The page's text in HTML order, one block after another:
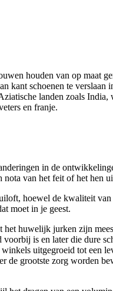
houden van op maat
kant schoenen te verslaan
landen zoals India,
en franje.
in de
nota van het feit of het hen
hoewel de kwaliteit van
moet in je geest.
huwelijk jurken zijn
is en later die dure
uitgegroeid tot een
de grootste zorg worden